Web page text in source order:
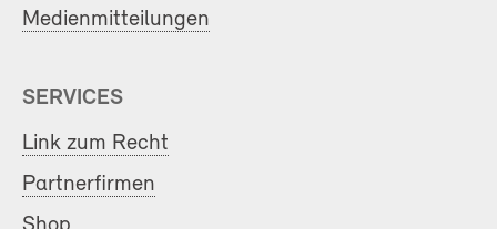
Medienmitteilungen
SERVICES
Link zum Recht
Partnerfirmen